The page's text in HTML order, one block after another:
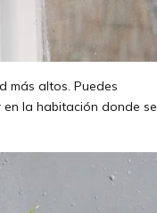
más altos. Puedes
la habitación donde se